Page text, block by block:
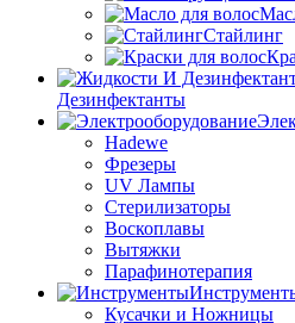
Стайлинг
Дезинфектанты
Hadewe
Фрезеры
UV Лампы
Стерилизаторы
Воскоплавы
Вытяжки
Парафинотерапия
Кусачки и Ножницы